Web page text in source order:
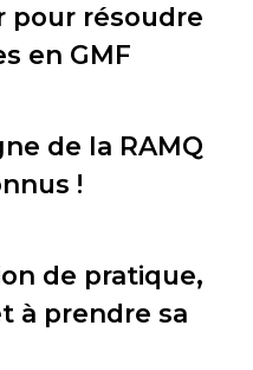
pour résoudre
en GMF
de la RAMQ
!
de pratique,
à prendre sa